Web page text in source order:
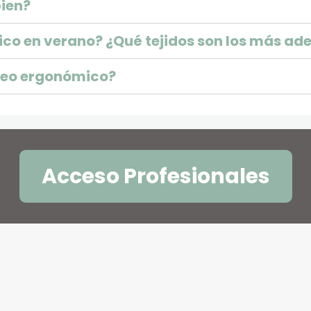
en verano? ¿Qué tejidos son los más
ergonómico?
Acceso Profesionales